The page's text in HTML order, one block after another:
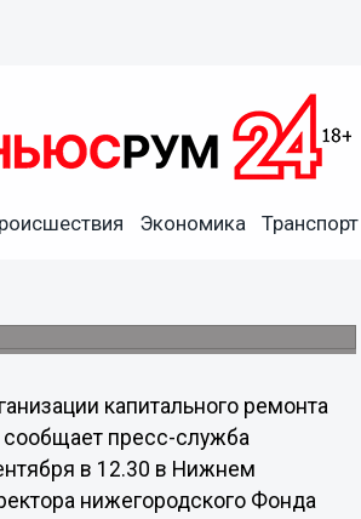
Экономика Транспорт
капитального ремонта
пресс-служба
в 12.30 в Нижнем
нижегородского Фонда